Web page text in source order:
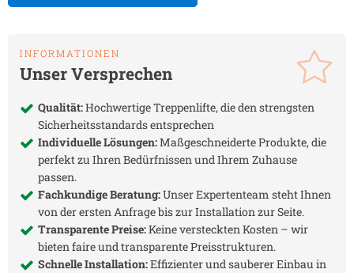
INFORMATIONEN
Unser Versprechen
Qualität:Hochwertige Treppenlifte, die den strengsten
Sicherheitsstandards entsprechen
Individuelle Lösungen:Maßgeschneiderte Produkte, die
perfekt zu Ihren Bedürfnissen und Ihrem Zuhause
passen.
Fachkundige Beratung:Unser Expertenteam steht Ihnen
von der ersten Anfrage bis zur Installation zur Seite.
Transparente Preise:Keine versteckten Kosten – wir
bieten faire und transparente Preisstrukturen.
Schnelle Installation:Effizienter und sauberer Einbau in